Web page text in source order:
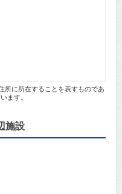
所に所在することを表すものであ
ます。
施設